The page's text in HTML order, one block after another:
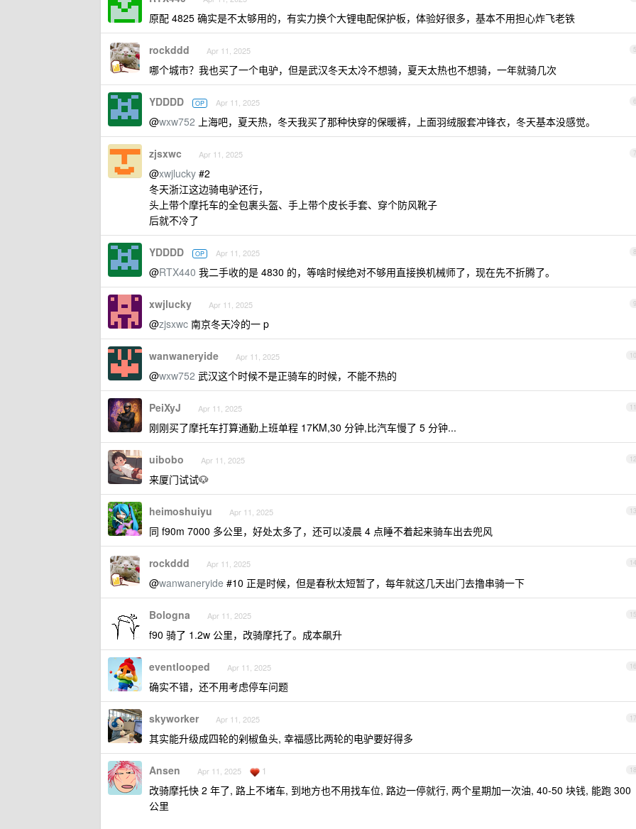
原配 4825 确实是不太够用的，有实力换个大锂电配保护板，体验好很多，基本不用担心炸飞老铁
5
rockddd Apr 11, 2025
哪个城市？我也买了一个电驴，但是武汉冬天太冷不想骑，夏天太热也不想骑，一年就骑几次
6
YDDDD OP Apr 11, 2025
@wxw752 上海吧，夏天热，冬天我买了那种快穿的保暖裤，上面羽绒服套冲锋衣，冬天基本没感觉。
7
zjsxwc Apr 11, 2025
@xwjlucky #2
冬天浙江这边骑电驴还行，
头上带个摩托车的全包裹头盔、手上带个皮长手套、穿个防风靴子
后就不冷了
8
YDDDD OP Apr 11, 2025
@RTX440 我二手收的是 4830 的，等啥时候绝对不够用直接换机械师了，现在先不折腾了。
9
xwjlucky Apr 11, 2025
@zjsxwc 南京冬天冷的一 p
10
wanwaneryide Apr 11, 2025
@wxw752 武汉这个时候不是正骑车的时候，不能不热的
11
PeiXyJ Apr 11, 2025
刚刚买了摩托车打算通勤上班单程 17KM,30 分钟,比汽车慢了 5 分钟...
12
uibobo Apr 11, 2025
来厦门试试🐶
13
heimoshuiyu Apr 11, 2025
同 f90m 7000 多公里，好处太多了，还可以凌晨 4 点睡不着起来骑车出去兜风
14
rockddd Apr 11, 2025
@wanwaneryide #10 正是时候，但是春秋太短暂了，每年就这几天出门去撸串骑一下
15
Bologna Apr 11, 2025
f90 骑了 1.2w 公里，改骑摩托了。成本飙升
16
eventlooped Apr 11, 2025
确实不错，还不用考虑停车问题
17
skyworker Apr 11, 2025
其实能升级成四轮的剁椒鱼头, 幸福感比两轮的电驴要好得多
18
Ansen Apr 11, 2025 1
改骑摩托快 2 年了, 路上不堵车, 到地方也不用找车位, 路边一停就行, 两个星期加一次油, 40-50 块钱, 能跑 300
公里